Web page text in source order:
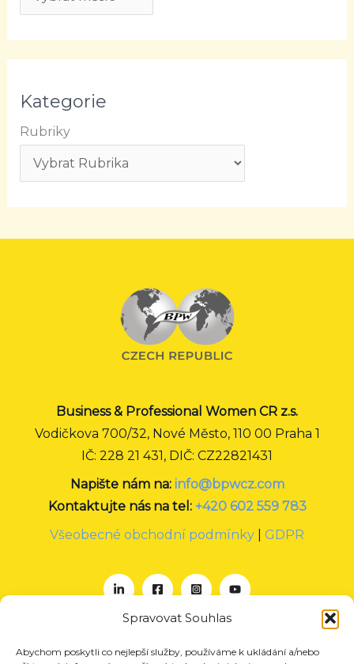
Spravovat Souhlas
Abychom poskytli co nejlepší služby, používáme k ukládání a/nebo
Kategorie
Rubriky
Business & Professional Women CR z.s.
Vodičkova 700/32, Nové Město, 110 00 Praha 1
IČ: 228 21 431, DIČ: CZ22821431
Napište nám na: info@bpwcz.com
Kontaktujte nás na tel: +420 602 559 783
Všeobecné obchodní podmínky
GDPR
O nás